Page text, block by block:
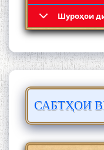
Шyроҳои
САБТҲОИ
Кадамчо
Сайре дар